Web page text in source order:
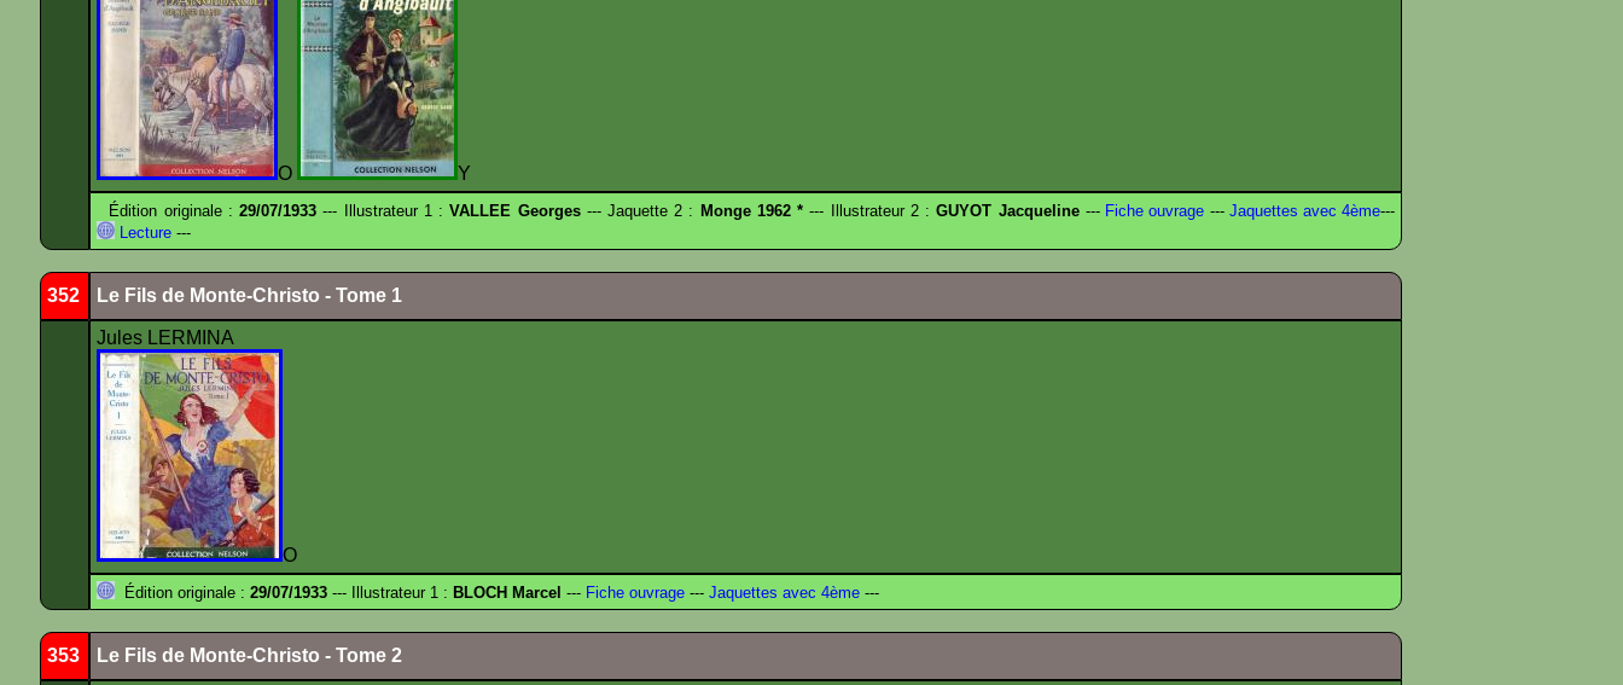
O Y
Édition originale :29/07/1933 --- Illustrateur 1 :VALLEE Georges--- Jaquette 2 : Monge 1962 * --- Illustrateur 2 :GUYOT Jacqueline---Fiche ouvrage--- Jaquettes avec 4ème---
Lecture ---
352 Le Fils de Monte-Christo - Tome 1
Jules LERMINA
O
Édition originale : 29/07/1933 --- Illustrateur 1 : BLOCH Marcel --- Fiche ouvrage --- Jaquettes avec 4ème ---
353 Le Fils de Monte-Christo - Tome 2